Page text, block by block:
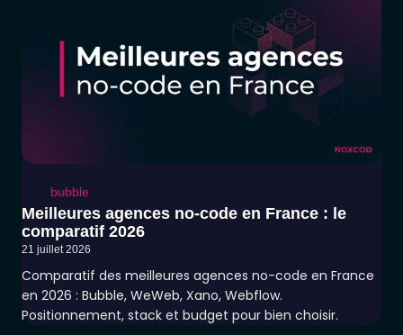
bubble
Meilleures agences no-code en France : le
comparatif 2026
21 juillet 2026
Comparatif des meilleures agences no-code en France
en 2026 : Bubble, WeWeb, Xano, Webflow.
Positionnement, stack et budget pour bien choisir.